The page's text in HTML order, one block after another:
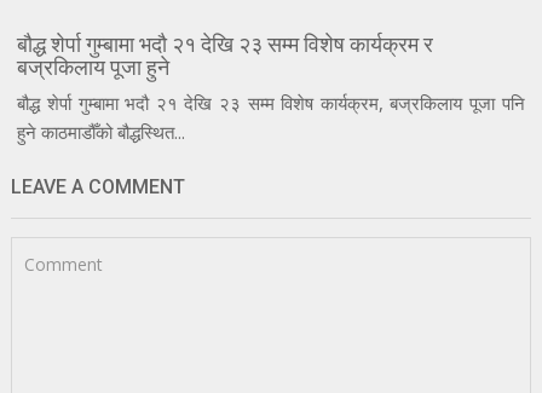
बौद्ध शेर्पा गुम्बामा भदौ २१ देखि २३ सम्म विशेष कार्यक्रम र
बज्रकिलाय पूजा हुने
बौद्ध शेर्पा गुम्बामा भदौ २१ देखि २३ सम्म विशेष कार्यक्रम, बज्रकिलाय पूजा पनि
हुने काठमाडौँको बौद्धस्थित...
LEAVE A COMMENT